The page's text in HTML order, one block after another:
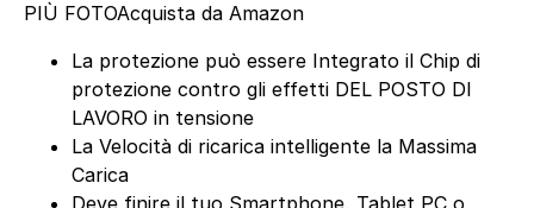
PIÙ FOTOAcquista da Amazon
La protezione può essere Integrato il Chip di
protezione contro gli effetti DEL POSTO DI
LAVORO in tensione
La Velocità di ricarica intelligente la Massima
Carica